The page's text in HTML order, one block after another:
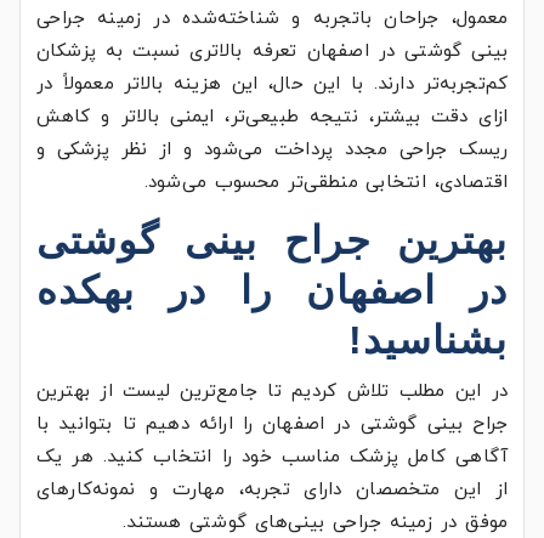
معمول، جراحان باتجربه و شناخته‌شده در زمینه جراحی
بینی گوشتی در اصفهان تعرفه بالاتری نسبت به پزشکان
کم‌تجربه‌تر دارند. با این حال، این هزینه بالاتر معمولاً در
ازای دقت بیشتر، نتیجه طبیعی‌تر، ایمنی بالاتر و کاهش
ریسک جراحی مجدد پرداخت می‌شود و از نظر پزشکی و
اقتصادی، انتخابی منطقی‌تر محسوب می‌شود.
بهترین جراح بینی گوشتی
در اصفهان را در بهکده
بشناسید!
در این مطلب تلاش کردیم تا جامع‌ترین لیست از بهترین
جراح بینی گوشتی در اصفهان را ارائه دهیم تا بتوانید با
آگاهی کامل پزشک مناسب خود را انتخاب کنید. هر یک
از این متخصصان دارای تجربه، مهارت و نمونه‌کارهای
موفق در زمینه جراحی بینی‌های گوشتی هستند.